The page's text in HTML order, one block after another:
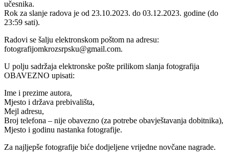
učesnika.
Rok za slanje radova je od 23.10.2023. do 03.12.2023. godine (do
23:59 sati).
Radovi se šalju elektronskom poštom na adresu:
fotografijomkrozsrpsku@gmail.com.
U polju sadržaja elektronske pošte prilikom slanja fotografija
OBAVEZNO upisati:
Ime i prezime autora,
Mjesto i država prebivališta,
Mejl adresu,
Broj telefona – nije obavezno (za potrebe obavještavanja dobitnika),
Mjesto i godinu nastanka fotografije.
Za najljepše fotografije biće dodjeljene vrijedne novčane nagrade.